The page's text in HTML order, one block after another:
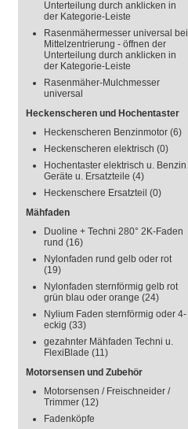
Unterteilung durch anklicken in
der Kategorie-Leiste
Rasenmähermesser universal bei
Mittelzentrierung - öffnen der
Unterteilung durch anklicken in
der Kategorie-Leiste
Rasenmäher-Mulchmesser
universal
Heckenscheren und Hochentaster
Heckenscheren Benzinmotor (6)
Heckenscheren elektrisch (0)
Hochentaster elektrisch u. Benzin
Geräte u. Ersatzteile (4)
Heckenschere Ersatzteil (0)
Mähfaden
Duoline + Techni 280° 2K-Faden
rund (16)
Nylonfaden rund gelb oder rot
(19)
Nylonfaden sternförmig gelb rot
grün blau oder orange (24)
Nylium Faden sternförmig oder 4-
eckig (33)
gezahnter Mähfaden Techni u.
FlexiBlade (11)
Motorsensen und Zubehör
Motorsensen / Freischneider /
Trimmer (12)
Fadenköpfe